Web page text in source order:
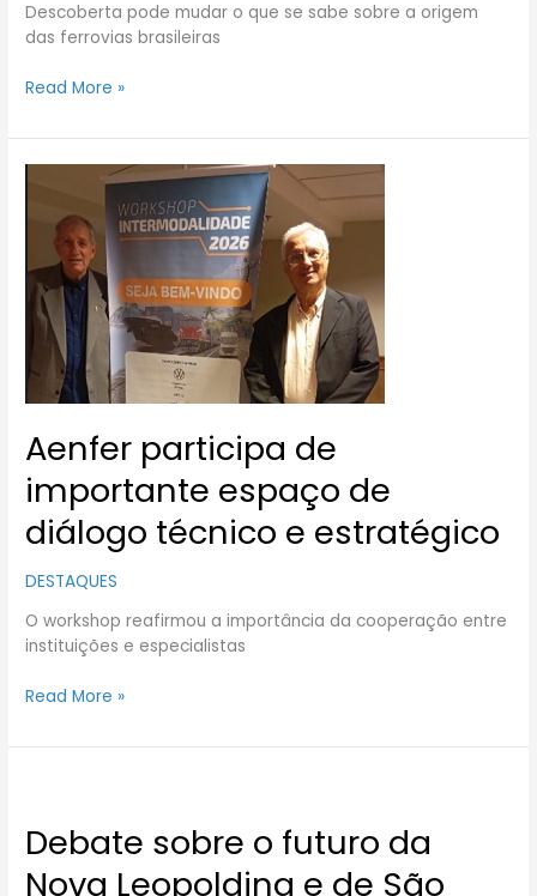
Descoberta pode mudar o que se sabe sobre a origem
das ferrovias brasileiras
Read More »
Aenfer participa de
importante espaço de
diálogo técnico e estratégico
DESTAQUES
O workshop reafirmou a importância da cooperação entre
instituições e especialistas
importante
espaço
de
diálogo
técnico
e
estratégico
Read More »
Debate sobre o futuro da
Nova Leopoldina e de São
o
futuro
da